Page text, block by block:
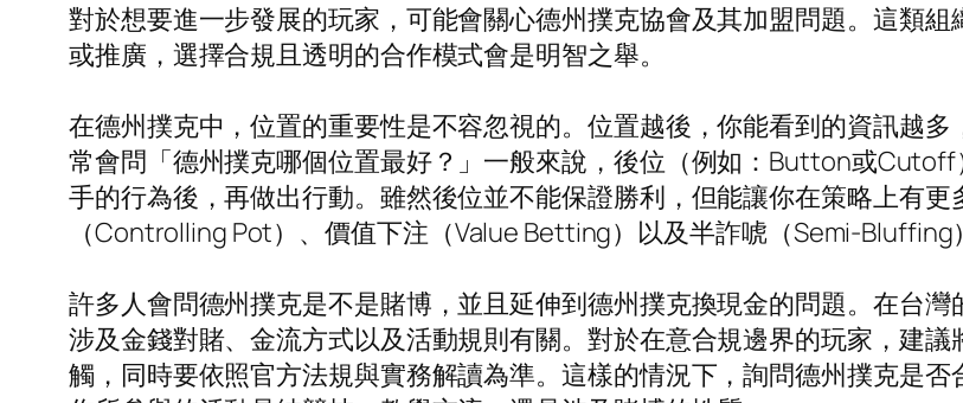
對於想要進一步發展的玩家，可能會關心德州撲克協會及其加盟問題。這類
或推廣，選擇合規且透明的合作模式會是明智之舉。
在德州撲克中，位置的重要性是不容忽視的。位置越後，你能看到的資訊越
常會問「德州撲克哪個位置最好？」一般來說，後位（例如：Button或
手的行為後，再做出行動。雖然後位並不能保證勝利，但能讓你在策略上有
（Controlling Pot）、價值下注（Value Betting）以及半詐唬（Semi-Bluffing
許多人會問德州撲克是不是賭博，並且延伸到德州撲克換現金的問題。在台
涉及金錢對賭、金流方式以及活動規則有關。對於在意合規邊界的玩家，建
觸，同時要依照官方法規與實務解讀為準。這樣的情況下，詢問德州撲克是